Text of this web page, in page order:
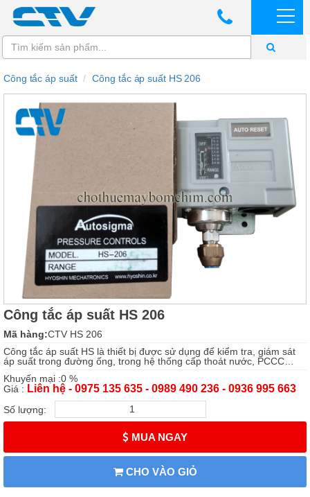
Công tắc áp suất Công tắc áp suất HS 206
Công tắc áp suất HS 206
Mã hàng:CTV HS 206
Công tắc áp suất HS là thiết bị được sử dụng để kiểm tra, giám sát
áp suất trong đường ống, trong hệ thống cấp thoát nước, PCCC…
Khuyến mại :0 %
Giá : Liên hệ - 0975 135 635 - 0989 490 236 - 0936 995 663
Số lượng:
MUA NGAY
CHO VÀO GIỎ